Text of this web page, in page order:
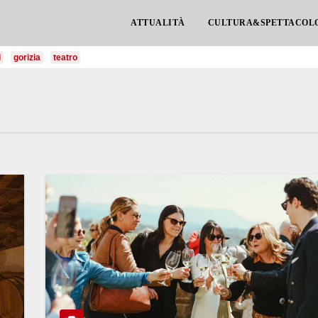
ATTUALITÀ
gorizia teatro